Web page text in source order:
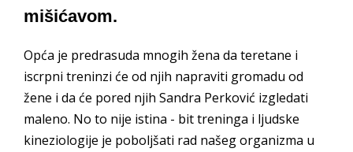
mišićavom.
Opća je predrasuda mnogih žena da teretane i
iscrpni treninzi će od njih napraviti gromadu od
žene i da će pored njih Sandra Perković izgledati
maleno. No to nije istina - bit treninga i ljudske
kineziologije je poboljšati rad našeg organizma u